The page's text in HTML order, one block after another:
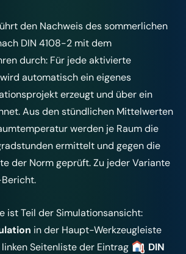
den Nachweis des sommerlichen
DIN 4108-2 mit dem
durch: Für jede aktivierte
automatisch ein eigenes
erzeugt und über ein
Aus den stündlichen Mittelwerten
werden je Raum die
ermittelt und gegen die
der Norm geprüft. Zu jeder Variante
ist Teil der Simulationsansicht:
in der Haupt-Werkzeugleiste
Seitenliste der Eintrag
DIN